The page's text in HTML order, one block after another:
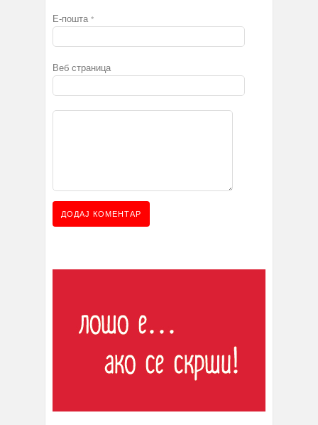
Е-пошта *
Веб страница